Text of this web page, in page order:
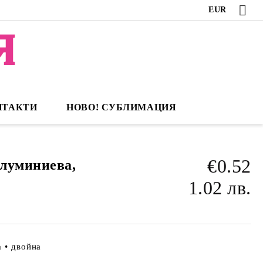
EUR
НОВО! СУБЛИМАЦИЯ
€0.52
1.02 лв.
• двойна